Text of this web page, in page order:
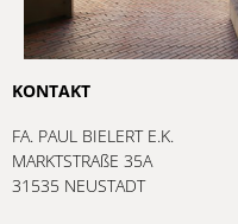
KONTAKT
FA. PAUL BIELERT E.K.
MARKTSTRAßE 35A
31535 NEUSTADT